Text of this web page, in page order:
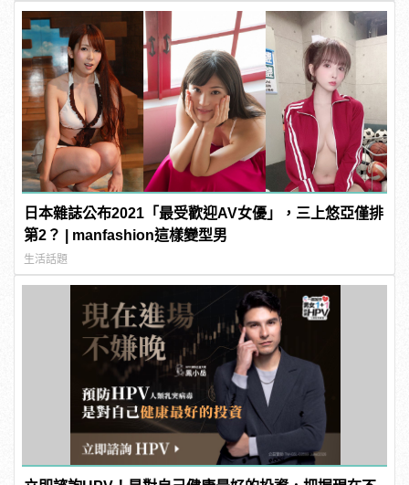
日本雜誌公布2021「最受歡迎AV女優」，三上悠亞僅排
第2？ | manfashion這樣變型男
生活話題